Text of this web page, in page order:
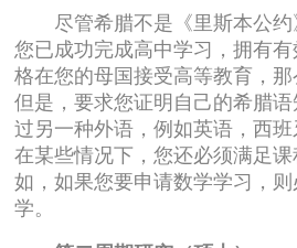
尽管希腊不是《里斯本公约
您已成功完成高中学习，拥有
格在您的母国接受高等教育，那
但是，要求您证明自己的希腊
过另一种外语，例如英语，西班
在某些情况下，您还必须满足
如，如果您要申请数学学习，
学。